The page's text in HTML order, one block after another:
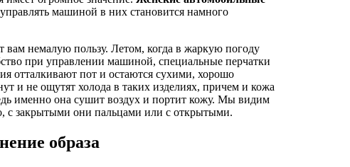
машиной в них становится намного
немалую пользу. Летом, когда в жаркую погоду
при управлении машиной, специальные перчатки
отталкивают пот и остаются сухими, хорошо
и не ощутят холода в таких изделиях, причем и кожа
именно она сушит воздух и портит кожу. Мы видим
с закрытыми они пальцами или с открытыми.
образа